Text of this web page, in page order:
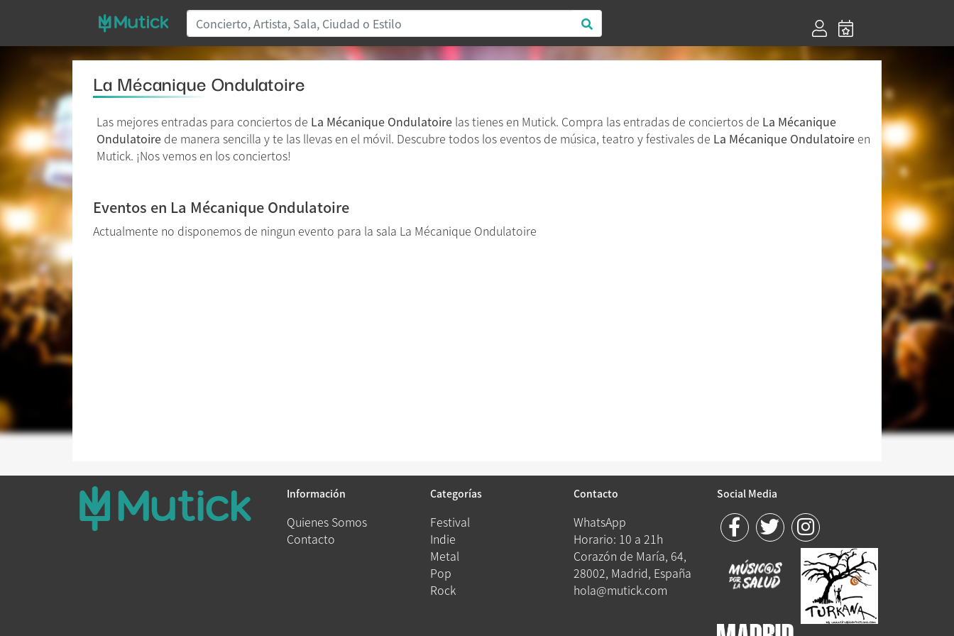
La Mécanique Ondulatoire
Las mejores entradas para conciertos de La Mécanique Ondulatoire las tienes en Mutick. Compra las entradas de conciertos de La Mécanique
Ondulatoire de manera sencilla y te las llevas en el móvil. Descubre todos los eventos de música, teatro y festivales de La Mécanique Ondulatoire en
Mutick. ¡Nos vemos en los conciertos!
Eventos en La Mécanique Ondulatoire
Actualmente no disponemos de ningun evento para la sala La Mécanique Ondulatoire
Información
Quienes Somos
Contacto
Categorías
Festival
Indie
Metal
Pop
Rock
Contacto
WhatsApp
Horario: 10 a 21h
Corazón de María, 64,
28002, Madrid, España
hola@mutick.com
Social Media